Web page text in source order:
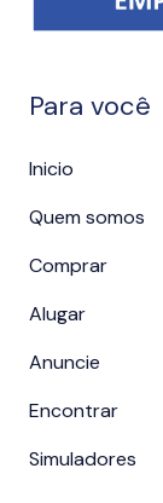
Para você
Inicio
Quem somos
Comprar
Alugar
Anuncie
Encontrar
Simuladores